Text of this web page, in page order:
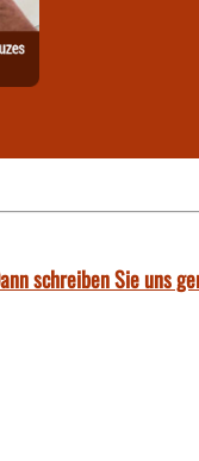
schreiben Sie uns